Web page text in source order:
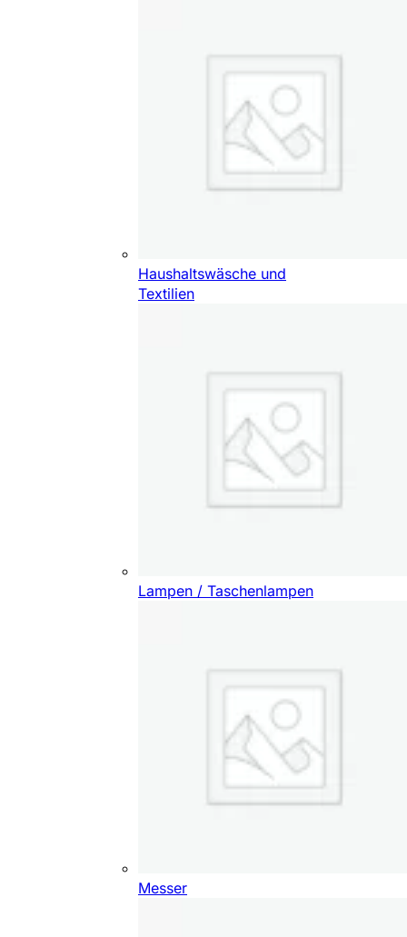
Haushaltswäsche und
Textilien
Lampen / Taschenlampen
Messer